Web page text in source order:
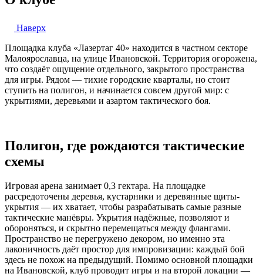
Наверх
Площадка клуба «Лазертаг 40» находится в частном секторе
Малоярославца, на улице Ивановской. Территория огорожена,
что создаёт ощущение отдельного, закрытого пространства
для игры. Рядом — тихие городские кварталы, но стоит
ступить на полигон, и начинается совсем другой мир: с
укрытиями, деревьями и азартом тактического боя.
Полигон, где рождаются тактические
схемы
Игровая арена занимает 0,3 гектара. На площадке
рассредоточены деревья, кустарники и деревянные щиты-
укрытия — их хватает, чтобы разрабатывать самые разные
тактические манёвры. Укрытия надёжные, позволяют и
обороняться, и скрытно перемещаться между флангами.
Пространство не перегружено декором, но именно эта
лаконичность даёт простор для импровизации: каждый бой
здесь не похож на предыдущий. Помимо основной площадки
на Ивановской, клуб проводит игры и на второй локации —